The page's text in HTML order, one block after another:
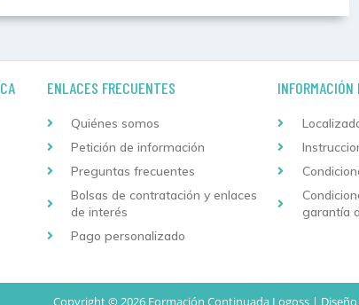
ENLACES FRECUENTES
Quiénes somos
Petición de información
Preguntas frecuentes
Bolsas de contratación y enlaces
de interés
Pago personalizado
INFORMACIÓN
garantía
Copyright © 2026 Formación Continuada Logoss |